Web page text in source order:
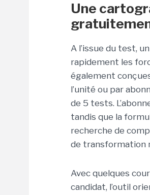
Une
A l’issue du test,
rapidement les
également
l’unité ou par
de 5 tests.
tandis que la
recherche de
de transformation
Avec quelques
candidat, l’outil